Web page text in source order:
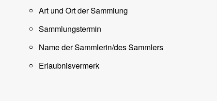
Art und Ort der Sammlung
Sammlungstermin
Name der Sammlerin/des Sammlers
Erlaubnisvermerk